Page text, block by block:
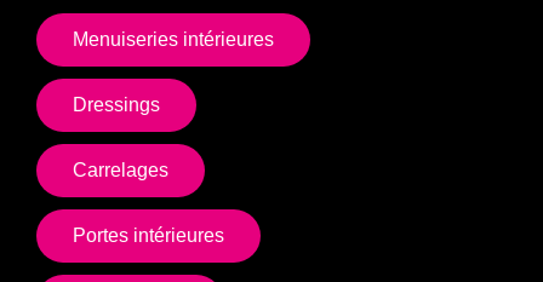
Menuiseries intérieures
Menuiseries intérieures
Dressings
Dressings
Carrelages
Carrelages
Portes intérieures
Portes intérieures